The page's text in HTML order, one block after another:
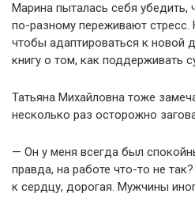
Марина пыталась себя
по-разному переживают стресс.
чтобы адаптироваться к новой
книгу о том, как поддерживать
Татьяна Михайловна тоже
несколько раз осторожно
— Он у меня всегда был
правда, на работе что-то не
к сердцу, дорогая. Мужчины